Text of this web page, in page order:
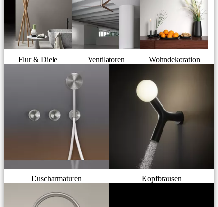
Flur & Diele Ventilatoren Wohndekoration
Duscharmaturen Kopfbrausen